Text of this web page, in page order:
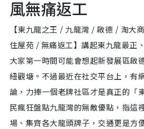
風無痛返工
【東九龍之王 / 九龍灣 / 啟德 / 淘大
住屋苑 / 無痛返工】講起東九龍最正
大家第一時間可能會想起新發展區啟
紐觀塘。不過最近在社交平台上，有
論，力捧一個老牌社區才是真正的「
民瘋狂盤點九龍灣的無敵優點，指這
場、集齊各大龍頭牌子，交通更是方